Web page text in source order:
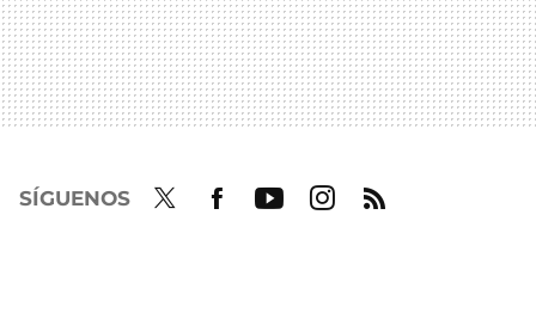
SÍGUENOS